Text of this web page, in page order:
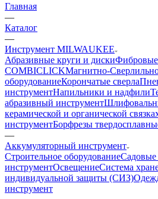
Главная
—
Каталог
—
Инструмент MILWAUKEE
Абразивные круги и дискиФибровые
COMBICLICKМагнитно-
оборудованиеКорончатые сверла
инструментНапильники и надфили
абразивный инструмент
керамической и органической
инструментБорфрезы
—
Аккумуляторный инструмент
Строительное оборудованиеСадовые
инструментОсвещениеСистема
индивидуальной защиты (СИЗ)
инструмент